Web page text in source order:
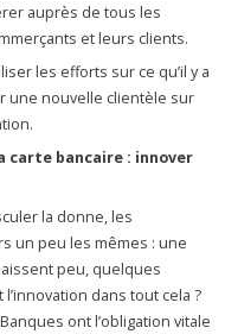
auprès de tous les
et leurs clients.
les efforts sur ce qu’il y a
une nouvelle clientèle sur
carte bancaire : innover
la donne, les
un peu les mêmes : une
peu, quelques
dans tout cela ?
ont l’obligation vitale